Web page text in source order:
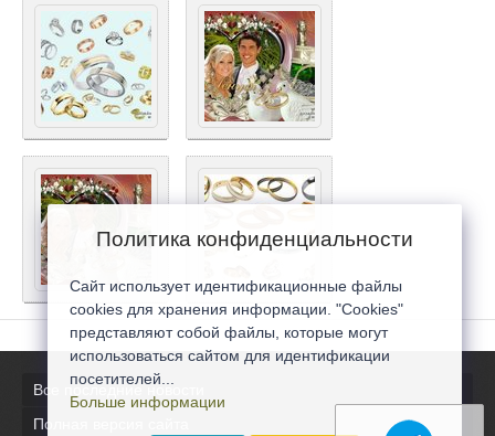
Все последние новости
Полная версия сайта
Политика конфиденциальности
Сайт использует идентификационные файлы
cookies для хранения информации. "Cookies"
представляют собой файлы, которые могут
использоваться сайтом для идентификации
посетителей...
Больше информации